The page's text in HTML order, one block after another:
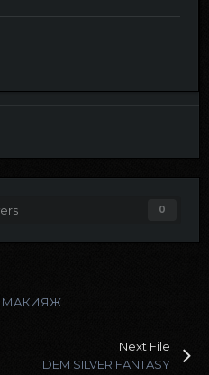
0
МАКИЯЖ
Next File
DEM SILVER FANTASY